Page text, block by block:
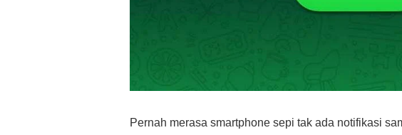
Pernah merasa smartphone sepi tak ada notifikasi